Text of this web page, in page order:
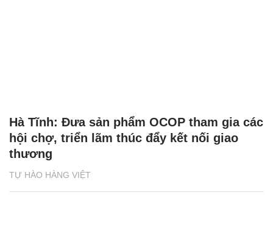
TỰ HÀO HÀNG VIỆT
Hà Tĩnh: Đưa sản phẩm OCOP tham gia các
hội chợ, triển lãm thúc đẩy kết nối giao
thương